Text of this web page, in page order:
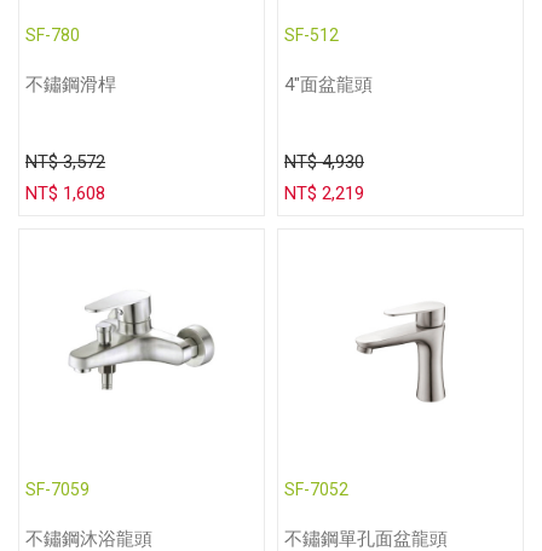
SF-780
不鏽鋼滑桿
NT$ 3,572
NT$ 1,608
SF-512
4"面盆龍頭
NT$ 4,930
NT$ 2,219
SF-7059
不鏽鋼沐浴龍頭
SF-7052
不鏽鋼單孔面盆龍頭